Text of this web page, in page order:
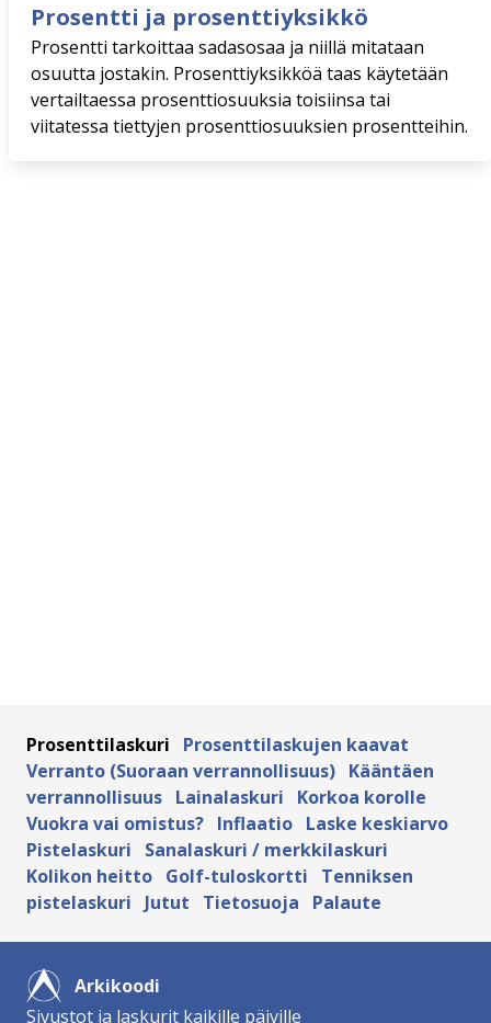
Prosentti ja prosenttiyksikkö
Prosentti tarkoittaa sadasosaa ja niillä mitataan
osuutta jostakin. Prosenttiyksikköä taas käytetään
vertailtaessa prosenttiosuuksia toisiinsa tai
viitatessa tiettyjen prosenttiosuuksien prosentteihin.
Prosenttilaskuri
Prosenttilaskujen kaavat
Verranto (Suoraan verrannollisuus) Kääntäen
verrannollisuus Lainalaskuri
Korkoa korolle
Vuokra vai omistus? Inflaatio Laske keskiarvo
Pistelaskuri
Sanalaskuri / merkkilaskuri
Kolikon heitto Golf-tuloskortti
Tenniksen
pistelaskuri
Jutut Tietosuoja Palaute
Arkikoodi
Sivustot ja laskurit kaikille päiville